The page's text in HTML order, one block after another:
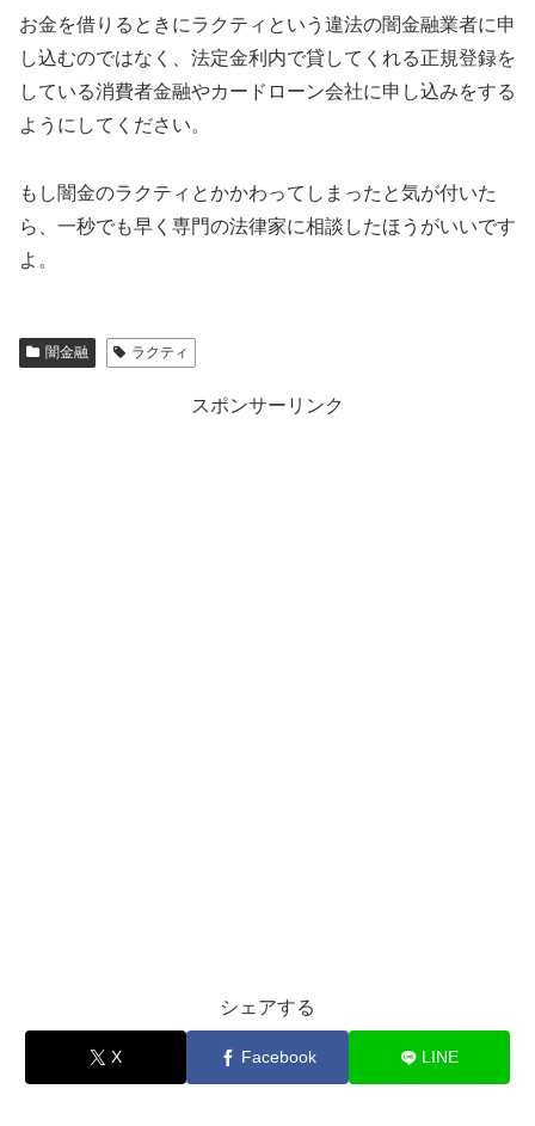
お金を借りるときにラクティ という違法の闇金融業者に申
し込むのではなく、法定金利内で貸してくれる正規登録を
している消費者金融やカードローン会社に申し込みをする
ようにしてください。
もし闇金のラクティ とかかわってしまったと気が付いた
ら、一秒でも早く専門の法律家に相談したほうがいいです
よ。
闇金融 ラクティ
スポンサーリンク
シェアする
X Facebook LINE